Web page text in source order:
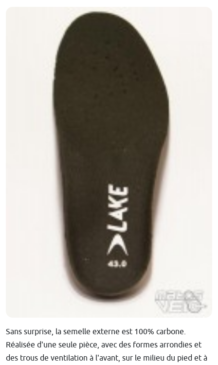
Sans surprise, la semelle externe est 100% carbone.
Réalisée d'une seule pièce, avec des formes arrondies et
des trous de ventilation à l'avant, sur le milieu du pied et à